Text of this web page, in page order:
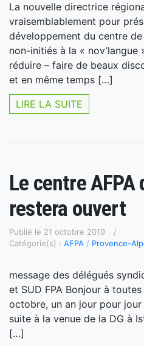
La nouvelle directrice
vraisemblablement pour
développement du centre
non-initiés à la « nov’langue
réduire – faire de beaux
et en même temps […]
LIRE LA SUITE
Le centre AFPA
restera ouvert
Publié le 21 octobre 2019
Catégorie(s) : AFPA / Provence-
message des délégués
et SUD FPA Bonjour à
octobre, un an jour pour jour
suite à la venue de la DG à
[…]